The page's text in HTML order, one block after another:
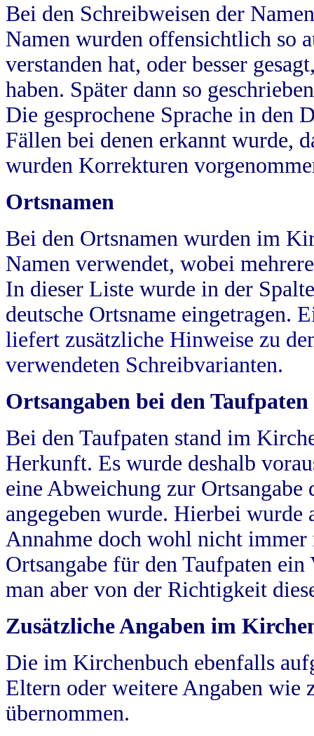
Bei den Schreibweisen der
Namen wurden offensichtlich so
verstanden hat, oder besser
haben. Später dann so
Die gesprochene Sprache in
Fällen bei denen erkannt wurde,
wurden Korrekturen
Ortsnamen
Bei den Ortsnamen wurden im
Namen verwendet, wobei
In dieser Liste wurde in der
deutsche Ortsname eingetragen.
liefert zusätzliche Hinweise zu
verwendeten Schreibvarianten.
Ortsangaben bei den Taufpaten
Bei den Taufpaten stand im
Herkunft. Es wurde deshalb
eine Abweichung zur
angegeben wurde. Hierbei wurde
Annahme doch wohl nicht
Ortsangabe für den Taufpaten
man aber von der Richtigkeit
Zusätzliche Angaben im
Die im Kirchenbuch ebenfalls
Eltern oder weitere Angaben wie
übernommen.